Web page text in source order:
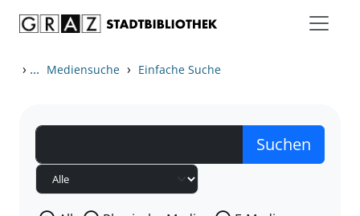
› ... Mediensuche › Einfache Suche